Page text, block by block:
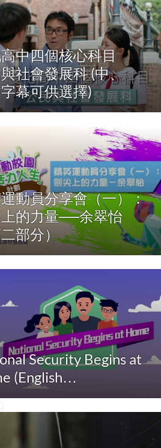
中四個核心科目
社會發展科 (中、
幕可供選擇)
動員分享會（一）：
的力量──余翠怡
二部分）
Security Begins at
(English…